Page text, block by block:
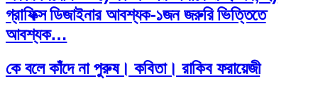
গ্রাফিক্স ডিজাইনার আবশ্যক-১জন জরুরি ভিত্তিতে
আবশ্যক…
কে বলে কাঁদে না পুরুষ। কবিতা। রাকিব ফরায়েজী